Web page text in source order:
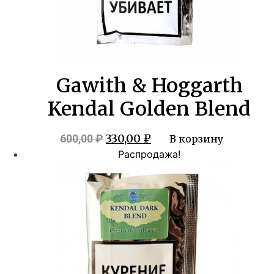
Gawith & Hoggarth
Kendal Golden Blend
600,00₽Первоначальная
цена
составляла
600,00 ₽.
330,00 ₽ Текущая
цена:
330,00 ₽.
В корзину
Распродажа!